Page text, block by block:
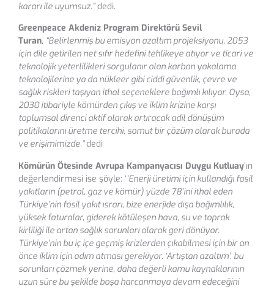
kararı ile uyumsuz.”dedi.
Greenpeace Akdeniz Program Direktörü Sevil
Turan, “Belirlenmiş bu emisyon azaltım projeksiyonu, 2053
için dile getirilen net sıfır hedefini tehlikeye atıyor ve ticari ve
teknolojik yeterlilikleri sorgulanır olan karbon yakalama
teknolojilerine ya da nükleer gibi ciddi güvenlik, çevre ve
sağlık riskleri taşıyan ithal seçeneklere bağımlı kılıyor​. Oysa,
2030 itibariyle kömürden çıkış ve iklim krizine karşı
toplumsal direnci aktif olarak​ artıracak adil dönüşüm
politikalarını üretme tercihi, somut bir çözüm olarak burada
ve erişimimizde.”dedi
Kömürün Ötesinde Avrupa Kampanyacısı Duygu Kutluay’ın
değerlendirmesi ise şöyle: ‘’Enerji üretimi için kullandığı fosil
yakıtların (petrol, gaz ve kömür) yüzde 78’ini ithal eden
Türkiye’nin fosil yakıt ısrarı, bize enerjide dışa bağımlılık,
yüksek faturalar, giderek kötüleşen hava, su ve toprak
kirliliği ile artan sağlık sorunları olarak geri dönüyor.
Türkiye’nin bu iç içe geçmiş krizlerden çıkabilmesi için bir an
önce iklim için adım atması gerekiyor. ‘Artıştan azaltım’, bu
sorunları çözmek yerine, daha değerli kamu kaynaklarının
uzun süre bu şekilde boşa harcanmaya devam edeceğini